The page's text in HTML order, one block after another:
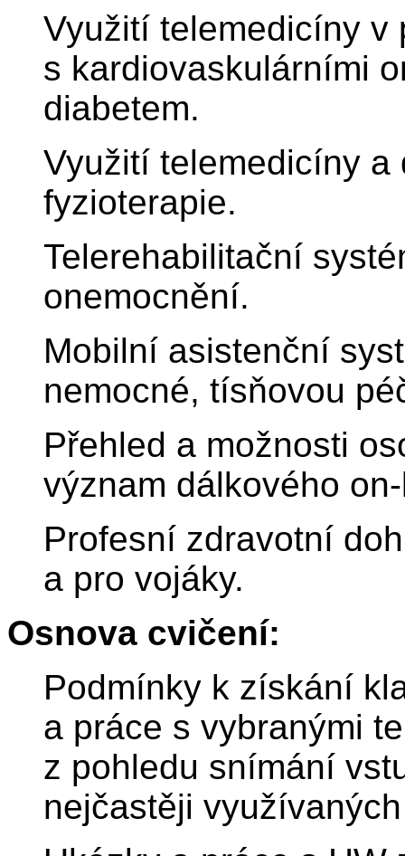
Využití telemedicíny v
s kardiovaskulárními
diabetem.
Využití telemedicíny
fyzioterapie.
Telerehabilitační
onemocnění.
Mobilní asistenční
nemocné, tísňovou
Přehled a možnosti
význam dálkového
Profesní zdravotní
a pro vojáky.
Osnova cvičení:
Podmínky k získání
a práce s vybranými
z pohledu snímání
nejčastěji